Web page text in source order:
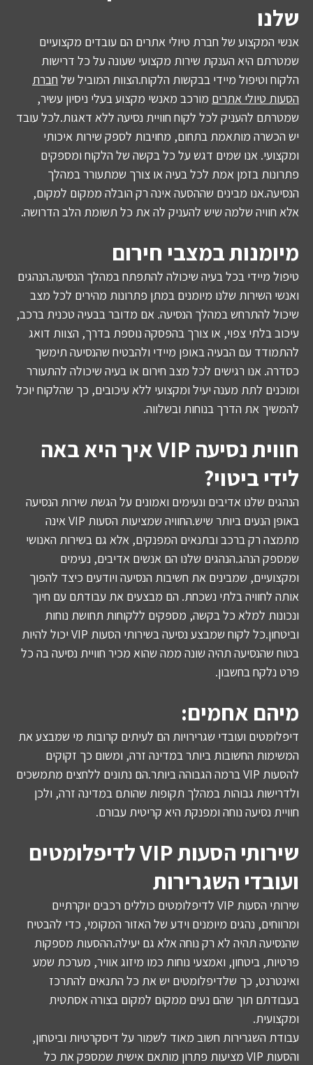
שלנו
אנשי המקצוע של חברת טיולי אתרים הם עובדים מקצועיים
שמטרתם היא הענקת שירות מקצועי שעונה על כל דרישות
הלקוח וטיפול מיידי בבקשות הלקוח.הצוות המוביל של חברת
הסעות טיולי אתרים מורכב מאנשי מקצוע בעלי ניסיון עשיר,
שמטרתם להעניק לכל לקוח חוויית נסיעה ללא דאגות.לכל עובד
יש הכשרה מותאמת בתחום, מחויבות לספק שירות איכותי
ומקצועי. אנו שמים דגש על כל בקשה של הלקוח ומספקים
פתרונות בזמן אמת לכל בעיה או צורך שמתעורר במהלך
הנסיעה.אנו מבינים שההסעה אינה רק הובלה ממקום למקום,
אלא חוויה שלמה שיש להעניק לה את כל תשומת הלב הדרושה.
מיומנות במצבי חירום
טיפול מיידי בכל בעיה שיכולה להתפתח במהלך הנסיעה.הנהגים
ואנשי השירות שלנו מיומנים במתן פתרונות מהירים לכל מצב
שיכול להתרחש במהלך הנסיעה. אם מדובר בבעיה טכנית ברכב,
עיכוב בלתי צפוי, או צורך בהפסקה נוספת בדרך, הצוות דואג
להתמודד עם הבעיה באופן מיידי ולהבטיח שהנסיעה תימשך
כסדרה. אנו רגישים לכל מצב חירום או בעיה שיכולה להתעורר
ומוכנים לתת מענה יעיל ומקצועי ללא עיכובים, כך שהלקוח יוכל
להמשיך את הדרך בנוחות ובשלווה.
חווית נסיעה VIP איך היא באה
לידי ביטוי?
הנהגים שלנו אדיבים ונעימים ואמונים על הגשת שירות הנסיעה
באופן הנעים ביותר שיש.החוויה שמציעות הסעות VIP אינה
מתמצה רק ברכב ובתנאים המפנקים, אלא גם בשירות האנושי
שמספק הנהג.הנהגים שלנו הם אנשים אדיבים, נעימים
ומקצועיים, שמבינים את חשיבות הנסיעה ויודעים כיצד להפוך
אותה לחוויה בלתי נשכחת. הם מבצעים את עבודתם עם חיוך
ונכונות למלא כל בקשה, מספקים ללקוחות תחושת נוחות
וביטחון.כל לקוח שמבצע נסיעה בשירותי הסעות VIP יכול להיות
בטוח שהנסיעה תהיה שונה ממה שהוא מכיר חוויית נסיעה בה כל
פרט נלקח בחשבון.
מיהם אחמים:
דיפלומטים ועובדי שגרירויות הם לעיתים קרובות מי שמבצע את
המשימות החשובות ביותר במדינה זרה, ומשום כך זקוקים
להסעות VIP ברמה הגבוהה ביותר.הם נתונים ללחצים מתמשכים
ולדרישות גבוהות במהלך תקופות שהותם במדינה זרה, ולכן
חוויית נסיעה נוחה ומפנקת היא קריטית עבורם.
שירותי הסעות VIP לדיפלומטים
ועובדי השגרירות
שירותי הסעות VIP לדיפלומטים כוללים רכבים יוקרתיים
ומרווחים, נהגים מיומנים וידע של האזור המקומי, כדי להבטיח
שהנסיעה תהיה לא רק נוחה אלא גם יעילה.ההסעות מספקות
פרטיות, ביטחון, ואמצעי נוחות כמו מיזוג אוויר, מערכת שמע
ואינטרנט, כך שלדיפלומטים יש את כל התנאים להתרכז
בעבודתם תוך שהם נעים ממקום למקום בצורה אסתטית
ומקצועית.
עבודת השגרירות חשוב מאוד לשמור על דיסקרטיות וביטחון,
והסעות VIP מציעות פתרון מותאם אישית שמספק את כל